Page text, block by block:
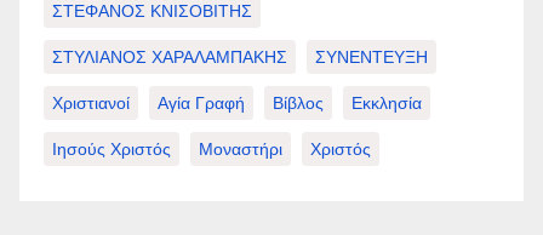
ΣΤΕΦΑΝΟΣ ΚΝΙΣΟΒΙΤΗΣ
ΣΤΥΛΙΑΝΟΣ ΧΑΡΑΛΑΜΠΑΚΗΣ ΣΥΝΕΝΤΕΥΞΗ
Χριστιανοί Αγία Γραφή Βίβλος Εκκλησία
Ιησούς Χριστός Μοναστήρι Χριστός